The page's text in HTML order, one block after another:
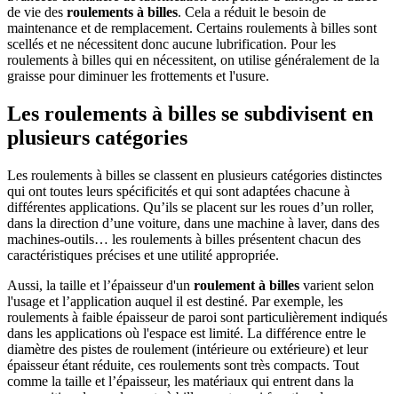
de vie des roulements à billes. Cela a réduit le besoin de
maintenance et de remplacement. Certains roulements à billes sont
scellés et ne nécessitent donc aucune lubrification. Pour les
roulements à billes qui en nécessitent, on utilise généralement de la
graisse pour diminuer les frottements et l'usure.
Les roulements à billes se subdivisent en
plusieurs catégories
Les roulements à billes se classent en plusieurs catégories distinctes
qui ont toutes leurs spécificités et qui sont adaptées chacune à
différentes applications. Qu’ils se placent sur les roues d’un roller,
dans la direction d’une voiture, dans une machine à laver, dans des
machines-outils… les roulements à billes présentent chacun des
caractéristiques précises et une utilité appropriée.
Aussi, la taille et l’épaisseur d'un roulement à billes varient selon
l'usage et l’application auquel il est destiné. Par exemple, les
roulements à faible épaisseur de paroi sont particulièrement indiqués
dans les applications où l'espace est limité. La différence entre le
diamètre des pistes de roulement (intérieure ou extérieure) et leur
épaisseur étant réduite, ces roulements sont très compacts. Tout
comme la taille et l’épaisseur, les matériaux qui entrent dans la